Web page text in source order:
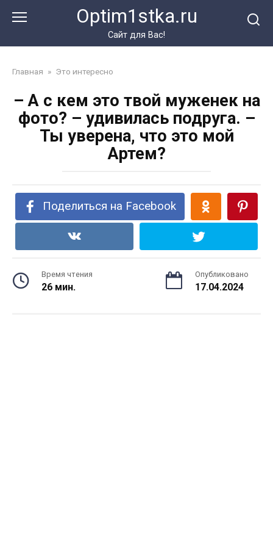
Optim1stka.ru
Сайт для Вас!
Главная » Это интересно
– А с кем это твой муженек на
фото? – удивилась подруга. –
Ты уверена, что это мой
Артем?
Поделиться на Facebook
Время чтения
26 мин.
Опубликовано
17.04.2024